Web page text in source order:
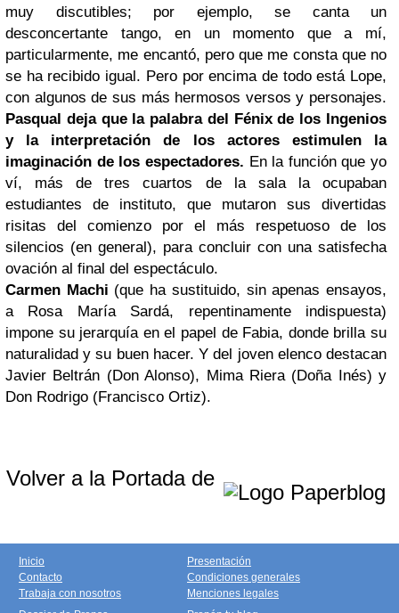
muy discutibles; por ejemplo, se canta un
desconcertante tango, en un momento que a mí,
particularmente, me encantó, pero que me consta que no
se ha recibido igual. Pero por encima de todo está Lope,
con algunos de sus más hermosos versos y personajes.
Pasqual deja que la palabra del Fénix de los Ingenios
y la interpretación de los actores estimulen la
imaginación de los espectadores. En la función que yo
ví, más de tres cuartos de la sala la ocupaban
estudiantes de instituto, que mutaron sus divertidas
risitas del comienzo por el más respetuoso de los
silencios (en general), para concluir con una satisfecha
ovación al final del espectáculo.
Carmen Machi (que ha sustituido, sin apenas ensayos,
a Rosa María Sardá, repentinamente indispuesta)
impone su jerarquía en el papel de Fabia, donde brilla su
naturalidad y su buen hacer. Y del joven elenco destacan
Javier Beltrán (Don Alonso), Mima Riera (Doña Inés) y
Don Rodrigo (Francisco Ortiz).
Volver a la Portada de
Inicio
Contacto
Trabaja con nosotros
Presentación
Condiciones generales
Menciones legales